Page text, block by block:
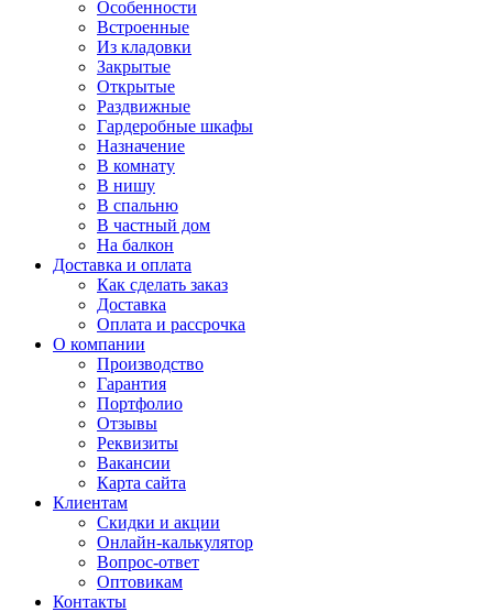
Особенности
Встроенные
Из кладовки
Закрытые
Открытые
Раздвижные
Гардеробные шкафы
Назначение
В комнату
В нишу
В спальню
В частный дом
На балкон
Доставка и оплата
Как сделать заказ
Доставка
Оплата и рассрочка
О компании
Производство
Гарантия
Портфолио
Отзывы
Реквизиты
Вакансии
Карта сайта
Клиентам
Скидки и акции
Онлайн-калькулятор
Вопрос-ответ
Оптовикам
Контакты